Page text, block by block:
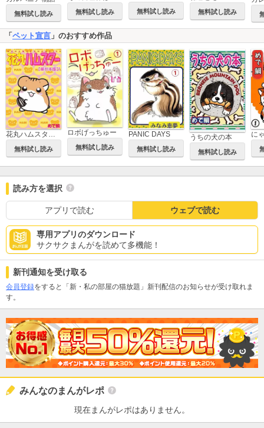
無料試し読み 無料試し読み 無料試し読み 無料試し読み
「 ペット宣言 」のおすすめ作品
花丸ハムスター【単行本版】
無料試し読み
ロボげっちゅー
無料試し読み
PANIC DAYS
無料試し読み
うちの犬の本
無料試し読み
読み方を選択
アプリで読む ウェブで読む
専用アプリのダウンロード
サクサクまんがを読めて多機能！
新刊通知を受け取る
会員登録をすると「新・私の部屋の猫放題」新刊配信のお知らせが受け取れま
す。
みんなのまんがレポ
現在まんがレポはありません。